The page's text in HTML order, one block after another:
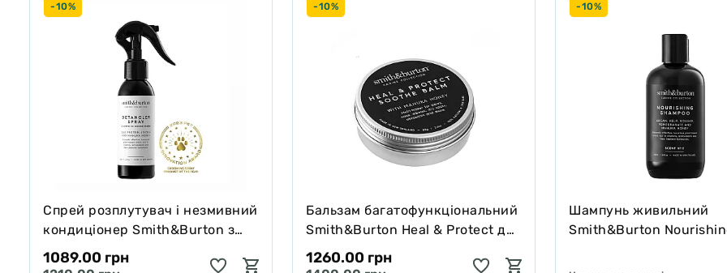
-10%
Спрей розплутувач і незмивний
кондиціонер Smith&Burton з
протеїнами шовку для шерсті
собак і котів 125 мл
1089.00 грн
-10%
Бальзам багатофункціональний
Smith&Burton Heal & Protect для
собак і котів зцілює та захищає
65 г
1260.00 грн
-10%
Шампунь живильний
Smith&Burton
подвійної шерсті